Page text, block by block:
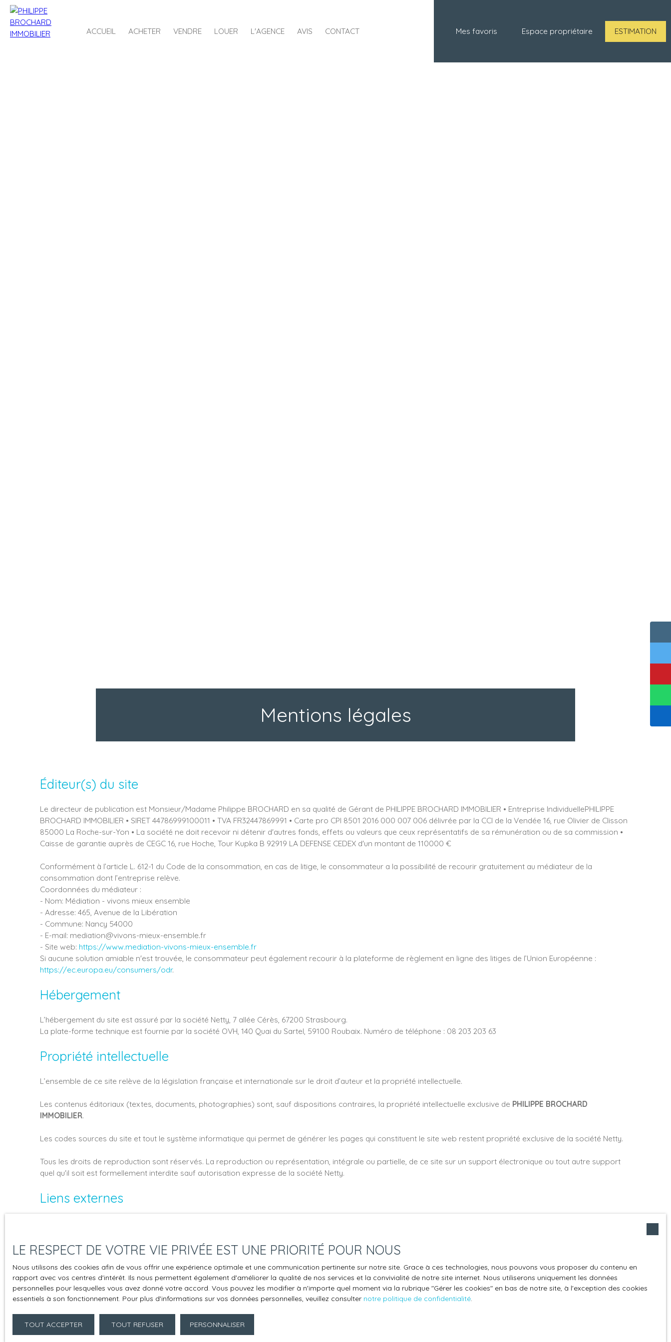
ACCUEIL ACHETER VENDRE LOUER L'AGENCE AVIS CONTACT Mes favoris Espace propriétaire ESTIMATION
Mentions légales
Éditeur(s) du site
Le directeur de publication est Monsieur/Madame Philippe BROCHARD en sa qualité de Gérant de PHILIPPE BROCHARD IMMOBILIER • Entreprise IndividuellePHILIPPE
BROCHARD IMMOBILIER • SIRET 44786999100011 • TVA FR32447869991 • Carte pro CPI 8501 2016 000 007 006 délivrée par la CCI de la Vendée 16, rue Olivier de Clisson
85000 La Roche-sur-Yon • La société ne doit recevoir ni détenir d'autres fonds, effets ou valeurs que ceux représentatifs de sa rémunération ou de sa commission •
Caisse de garantie auprès de CEGC 16, rue Hoche, Tour Kupka B 92919 LA DEFENSE CEDEX d'un montant de 110000 €
Conformément à l’article L. 612-1 du Code de la consommation, en cas de litige, le consommateur a la possibilité de recourir gratuitement au médiateur de la
consommation dont l’entreprise relève.
Coordonnées du médiateur :
- Nom: Médiation - vivons mieux ensemble
- Adresse: 465, Avenue de la Libération
- Commune: Nancy 54000
- E-mail: mediation@vivons-mieux-ensemble.fr
- Site web: https://www.mediation-vivons-mieux-ensemble.fr
Si aucune solution amiable n'est trouvée, le consommateur peut également recourir à la plateforme de règlement en ligne des litiges de l’Union Européenne :
https://ec.europa.eu/consumers/odr.
Hébergement
L’hébergement du site est assuré par la société Netty, 7 allée Cérès, 67200 Strasbourg.
La plate-forme technique est fournie par la société OVH, 140 Quai du Sartel, 59100 Roubaix. Numéro de téléphone : 08 203 203 63
Propriété intellectuelle
L’ensemble de ce site relève de la législation française et internationale sur le droit d’auteur et la propriété intellectuelle.
Les contenus éditoriaux (textes, documents, photographies) sont, sauf dispositions contraires, la propriété intellectuelle exclusive de PHILIPPE BROCHARD
IMMOBILIER.
Les codes sources du site et tout le système informatique qui permet de générer les pages qui constituent le site web restent propriété exclusive de la société Netty.
Tous les droits de reproduction sont réservés. La reproduction ou représentation, intégrale ou partielle, de ce site sur un support électronique ou tout autre support
quel qu'il soit est formellement interdite sauf autorisation expresse de la société Netty.
Liens externes
leurs contenus, leurs produits, leurs publicités ou tous éléments ou services présentés. En outre, l'éditeur du présent site ne garantit pas la qualité permanente et
continue du contenu de ces sites.
Force majeure
Modifications des mentions légales
LE RESPECT DE VOTRE VIE PRIVÉE EST UNE PRIORITÉ POUR NOUS
Nous utilisons des cookies afin de vous offrir une expérience optimale et une communication pertinente sur notre site. Grace à ces technologies, nous pouvons vous proposer du contenu en
rapport avec vos centres d'intérêt. Ils nous permettent également d'améliorer la qualité de nos services et la convivialité de notre site internet. Nous utiliserons uniquement les données
personnelles pour lesquelles vous avez donné votre accord. Vous pouvez les modifier à n'importe quel moment via la rubrique ″Gérer les cookies″ en bas de notre site, à l'exception des cookies
essentiels à son fonctionnement. Pour plus d'informations sur vos données personnelles, veuillez consulter notre politique de confidentialité.
TOUT ACCEPTER TOUT REFUSER PERSONNALISER